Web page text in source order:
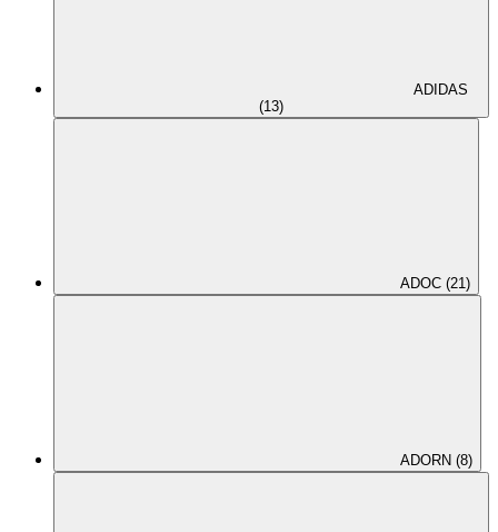
ADIDAS
(13)
ADOC (21)
ADORN (8)